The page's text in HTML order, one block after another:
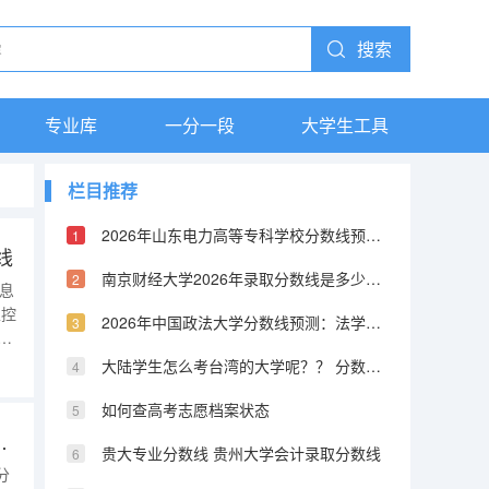
搜索
专业库 一分一段 大学生工具
院分数线）
栏目推荐
2026年山东电力高等专科学校分数线预测及往年分数参考
南京财经大学2026年录取分数线是多少？专业优势与就业前景全面解析
2026年中国政法大学分数线预测：法学界的黄埔军校
大陆学生怎么考台湾的大学呢？？ 分数线又是怎样的？？ 考取难度高不高？
如何查高考志愿档案状态
贵大专业分数线 贵州大学会计录取分数线